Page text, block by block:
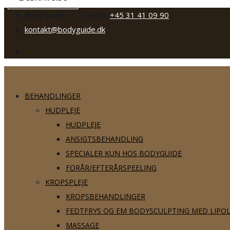
BodyGuide | Telefon +45 31 41 09 90
kontakt@bodyguide.dk
BEHANDLINGER
HUDPLEJE
HUDPLEJE
ANSIGTSBEHANDLING
SPECIALER KUN HOS BODYGUIDE
FORÅR/EFTERÅRSPEELING
KROPSPLEJE
KROPSBEHANDLINGER
FEDTFRYS OG EM BODYSCULPTING MED
MASSAGE